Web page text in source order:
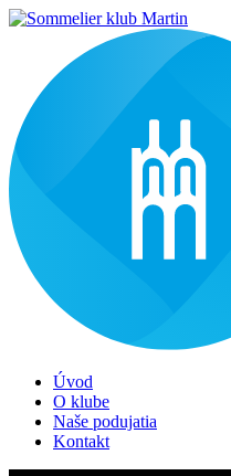
Úvod
O klube
Naše podujatia
Kontakt